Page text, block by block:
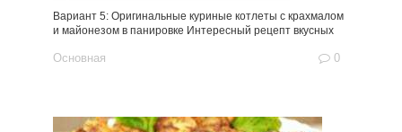
Вариант 5: Оригинальные куриные котлеты с крахмалом
и майонезом в панировке Интересный рецепт вкусных
Основная 0